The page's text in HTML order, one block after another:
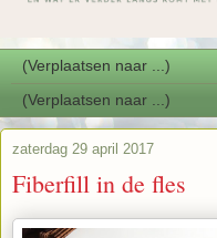
zaterdag 29 april 2017
Fiberfill in de fles